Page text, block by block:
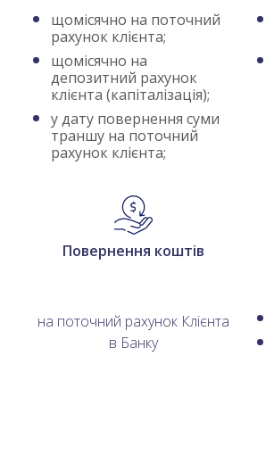
щомісячно на поточний
рахунок клієнта;
щомісячно на
депозитний рахунок
клієнта (капіталізація);
у дату повернення суми
траншу на поточний
рахунок клієнта;
Повернення коштів
на поточний рахунок Клієнта
в Банку